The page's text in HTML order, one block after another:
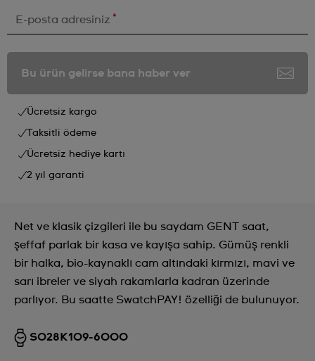
E-posta adresiniz *
Bu ürün gelirse bana haber ver
Ücretsiz kargo
Taksitli ödeme
Ücretsiz hediye kartı
2 yıl garanti
Net ve klasik çizgileri ile bu saydam GENT saat,
şeffaf parlak bir kasa ve kayışa sahip. Gümüş renkli
bir halka, bio-kaynaklı cam altındaki kırmızı, mavi ve
sarı ibreler ve siyah rakamlarla kadran üzerinde
parlıyor. Bu saatte SwatchPAY! özelliği de bulunuyor.
SO28K109-6000